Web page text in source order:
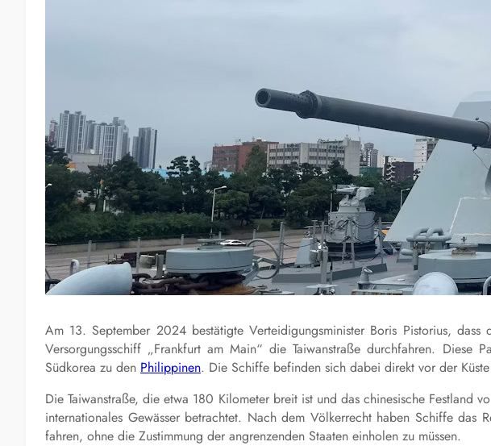
Am 13. September 2024 bestätigte Verteidigungsminister Boris Pistorius, dass
Versorgungsschiff „Frankfurt am Main“ die Taiwanstraße durchfahren. Diese
Südkorea zu den Philippinen. Die Schiffe befinden sich dabei direkt vor der
Die Taiwanstraße, die etwa 180 Kilometer breit ist und das chinesische Festland
internationales Gewässer betrachtet. Nach dem Völkerrecht haben Schiffe das
fahren, ohne die Zustimmung der angrenzenden Staaten einholen zu müssen.